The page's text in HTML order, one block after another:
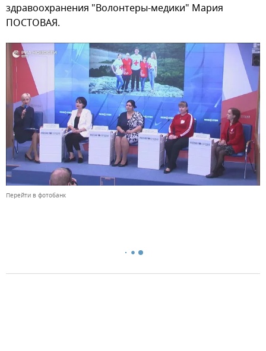
здравоохранения "Волонтеры-медики" Мария
ПОСТОВАЯ.
Перейти в фотобанк